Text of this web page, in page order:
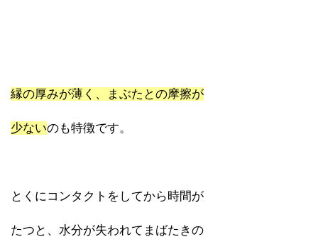
縁の厚みが薄く、まぶたとの摩擦が
少ないのも特徴です。
とくにコンタクトをしてから時間が
たつと、水分が失われてまばたきの